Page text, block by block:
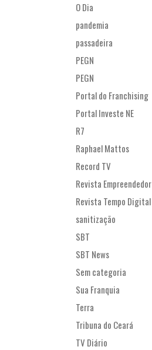
O Dia
pandemia
passadeira
PEGN
PEGN
Portal do Franchising
Portal Investe NE
R7
Raphael Mattos
Record TV
Revista Empreendedor
Revista Tempo Digital
sanitização
SBT
SBT News
Sem categoria
Sua Franquia
Terra
Tribuna do Ceará
TV Diário